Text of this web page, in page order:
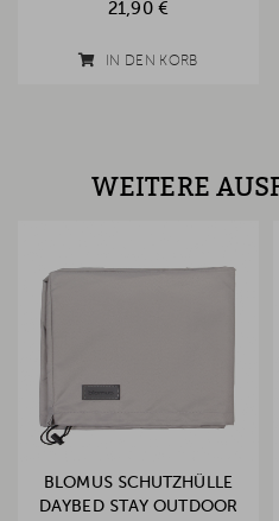
21,90 €
IN DEN KORB
WEITERE
BLOMUS SCHUTZHÜLLE
DAYBED STAY OUTDOOR